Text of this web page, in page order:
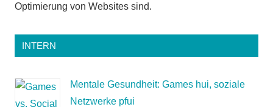
Optimierung von Websites sind.
INTERN
Mentale Gesundheit: Games hui, soziale
Netzwerke pfui